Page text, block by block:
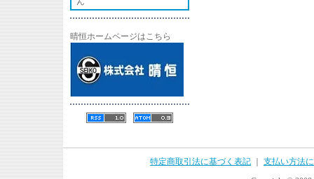
晴恒ホームページはこちら
特定商取引法に基づく表記
支払い方法